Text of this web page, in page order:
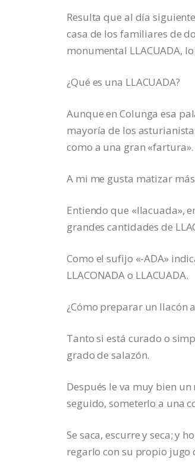
Resulta que al día
casa de los familiares de
monumental LLACUADA,
¿Qué es una LLACUADA?
Aunque en Colunga esa
mayoría de los
como a una gran «fartura».
A mi me gusta matizar
Entiendo que «llacuada»,
grandes cantidades de
Como el sufijo «-ADA»
LLACONADA o LLACUADA.
¿Cómo preparar un llacón
Tanto si está curado o
grado de salazón.
Después le va muy bien
seguido, someterlo a una
Se saca, escurre y seca; y
regarlo con su propio jugo